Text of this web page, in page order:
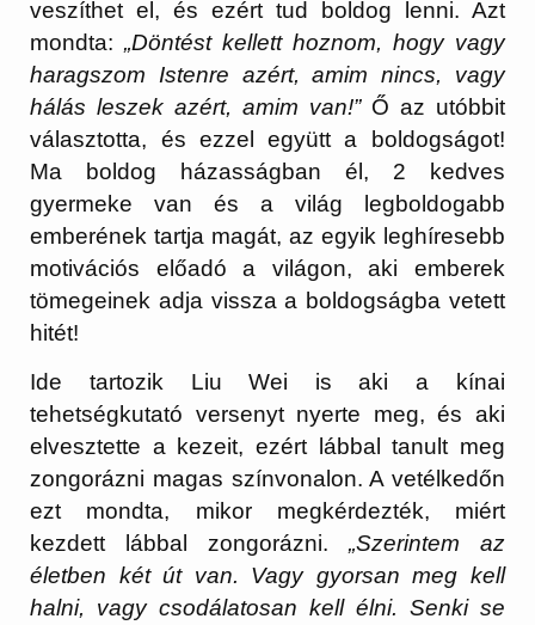
veszíthet el, és ezért tud boldog lenni. Azt
mondta:„Döntést kellett hoznom, hogy vagy
haragszom Istenre azért, amim nincs, vagy
hálás leszek azért, amim van!” Ő az utóbbit
választotta, és ezzel együtt a boldogságot!
Ma boldog házasságban él, 2 kedves
gyermeke van és a világ legboldogabb
emberének tartja magát, az egyik leghíresebb
motivációs előadó a világon, aki emberek
tömegeinek adja vissza a boldogságba vetett
hitét!
Ide tartozik Liu Wei is aki a kínai
tehetségkutató versenyt nyerte meg, és aki
elvesztette a kezeit, ezért lábbal tanult meg
zongorázni magas színvonalon. A vetélkedőn
ezt mondta, mikor megkérdezték, miért
kezdett lábbal zongorázni. „Szerintem az
életben két út van. Vagy gyorsan meg kell
halni, vagy csodálatosan kell élni. Senki se